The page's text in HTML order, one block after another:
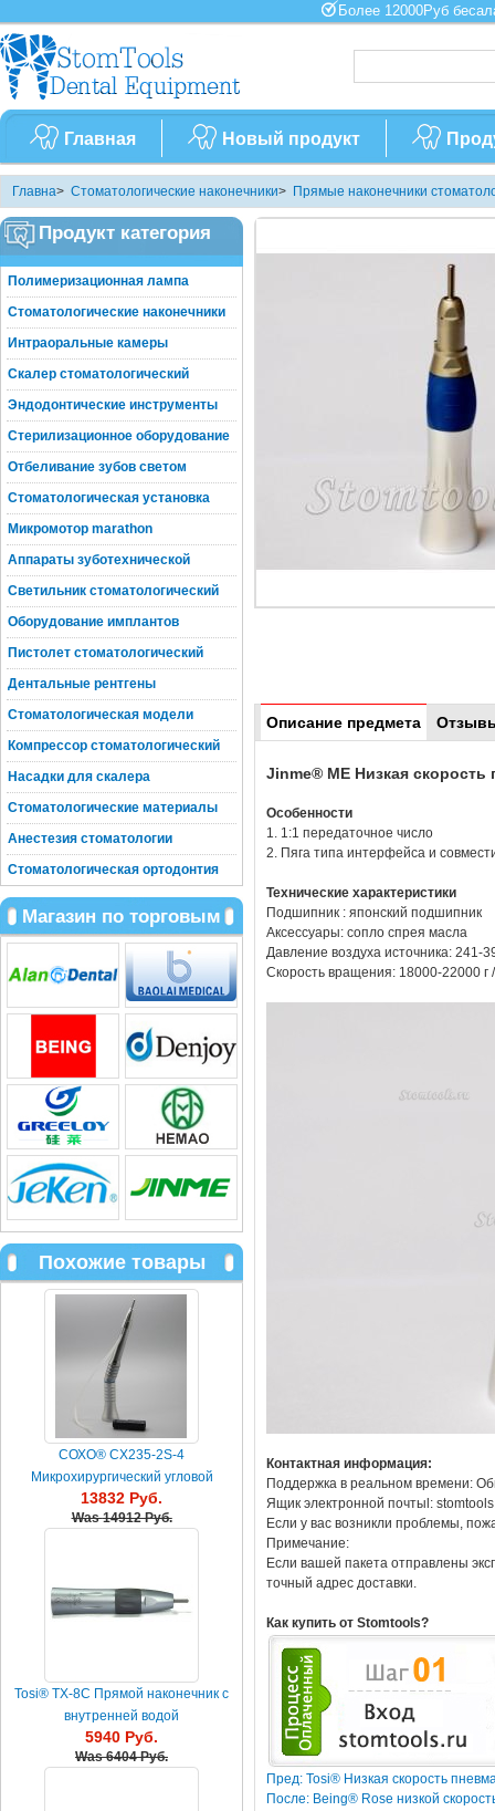
Более 12000Руб
Главная Новый продукт
Главна> Стоматологические наконечники> Прямые наконечники
Описание предмета
Jinme® ME Низкая скорость
Особенности
1. 1:1 передаточное число
2. Пяга типа интерфейса и
Технические характеристики
Подшипник : японский подшипник
Аксессуары: сопло спрея масла
Давление воздуха источника: 241-
Скорость вращения: 18000-22000 г
Контактная информация:
Поддержка в реальном времени:
Ящик электронной почтыl:
Если у вас возникли проблемы,
Примечание:
Если вашей пакета отправлены
точный адрес доставки.
Как купить от Stomtools?
Пред: Tosi® Низкая скорость
После: Being® Rose низкой
Продукт категория
Полимеризационная лампа
Стоматологические наконечники
Интраоральные камеры
Скалер стоматологический
Эндодонтические инструменты
Стерилизационное оборудование
Отбеливание зубов светом
Стоматологическая установка
Микромотор marathon
Аппараты зуботехнической
Светильник стоматологический
Оборудование имплантов
Пистолет стоматологический
Дентальные рентгены
Стоматологическая модели
Компрессор стоматологический
Насадки для скалера
Стоматологические материалы
Анестезия стоматологии
Стоматологическая ортодонтия
Магазин по торговым
Похожие товары
СОХО® CX235-2S-4
Микрохирургический угловой
наконечник
13832 Руб.
Was14912 Руб.
Tosi® TX-8C Прямой наконечник с
внутренней водой
5940 Руб.
Was6404 Руб.